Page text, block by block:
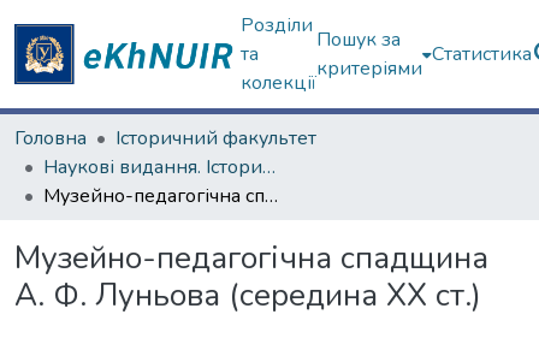
Розділи
та
колекції
Пошук за
критеріями
Статистика
Головна
Історичний факультет
Наукові видання. Історичний факультет
Музейно-педагогічна спадщина А. Ф. Луньова (середина ХХ ст.)
Музейно-педагогічна спадщина
А. Ф. Луньова (середина ХХ ст.)